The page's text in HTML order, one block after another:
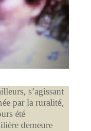
s’agissant
par la ruralité,
été
demeure